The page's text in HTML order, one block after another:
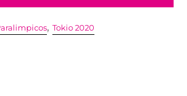
,Tokio 2020